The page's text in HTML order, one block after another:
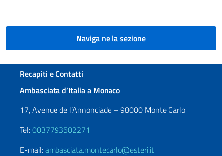
Naviga nella sezione
Sezione footer
Recapiti e Contatti
Ambasciata d’Italia a Monaco
17, Avenue de l’Annonciade – 98000 Monte Carlo
Tel:0037793502271
E-mail:ambasciata.montecarlo@esteri.it